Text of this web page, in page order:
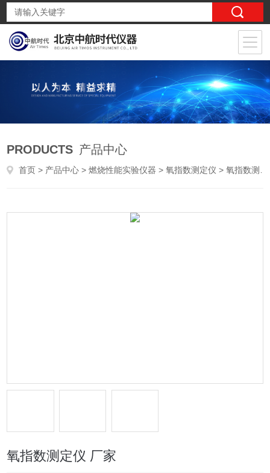
PRODUCTS 产品中心
首页 > 产品中心 >燃烧性能实验仪器 >氧指数测定仪 > 氧指数测定仪 厂家
氧指数测定仪 厂家